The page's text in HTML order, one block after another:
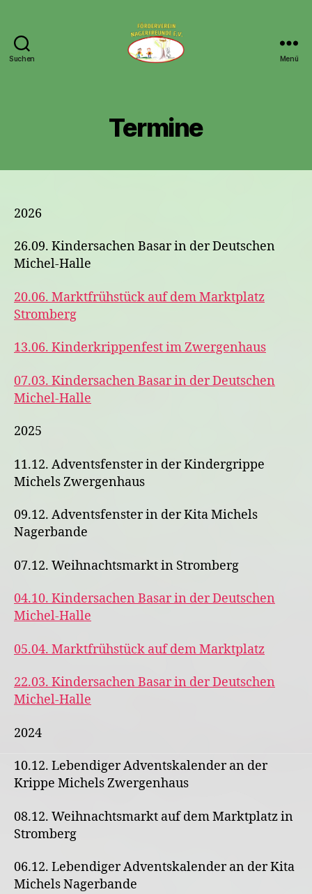
Suchen Menü
Termine
2026
26.09. Kindersachen Basar in der Deutschen
Michel-Halle
20.06. Marktfrühstück auf dem Marktplatz
Stromberg
13.06. Kinderkrippenfest im Zwergenhaus
07.03. Kindersachen Basar in der Deutschen
Michel-Halle
2025
11.12. Adventsfenster in der Kindergrippe
Michels Zwergenhaus
09.12. Adventsfenster in der Kita Michels
Nagerbande
07.12. Weihnachtsmarkt in Stromberg
04.10. Kindersachen Basar in der Deutschen
Michel-Halle
05.04. Marktfrühstück auf dem Marktplatz
22.03. Kindersachen Basar in der Deutschen
Michel-Halle
2024
10.12. Lebendiger Adventskalender an der
Krippe Michels Zwergenhaus
08.12. Weihnachtsmarkt auf dem Marktplatz in
Stromberg
06.12. Lebendiger Adventskalender an der Kita
Michels Nagerbande